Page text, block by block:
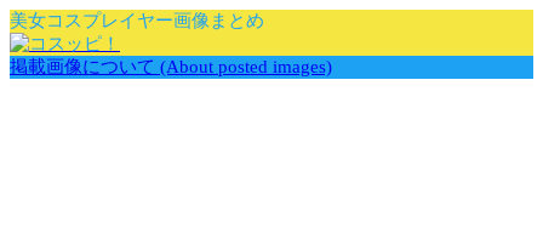
美女コスプレイヤー画像まとめ
掲載画像について (About posted images)